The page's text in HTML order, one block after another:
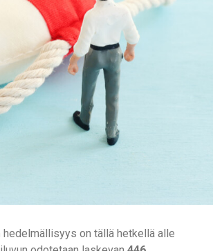
on tällä hetkellä alle